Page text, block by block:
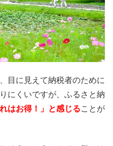
目に見えて納税者のために
にくいですが、ふるさと納
はお得！」と感じることが